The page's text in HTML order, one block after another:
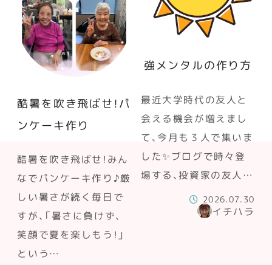
酷暑を吹き飛ばせ！パ
ンケーキ作り
酷暑を吹き飛ばせ！みん
なでパンケーキ作り♪厳
しい暑さが続く毎日で
すが、「暑さに負けず、
笑顔で夏を楽しもう！」
という…
強メンタルの作り方
最近大学時代の友人と
会える機会が増えまし
て、今月も３人で集いま
した✨ブログで時々登
場する、投資家の友人…
2026.07.30
イチハラ